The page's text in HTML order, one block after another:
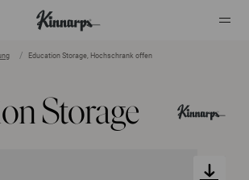
Education Storage, Hochschrank offen
Storage